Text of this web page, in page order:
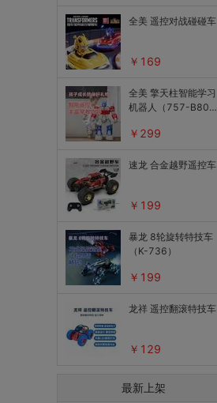
全美 遥控对战碰碰车
￥169
全美 擎天柱智能学习
机器人（757-B80
￥299
速龙 合金越野遥控车
￥199
暴龙 8轮旋转特技车
（K-736）
￥199
龙祥 遥控翻滚特技车
￥129
最新上架